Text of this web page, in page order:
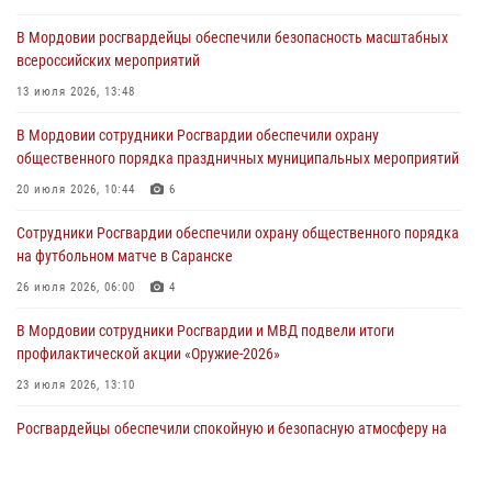
Сотрудники Росгвардии Мордовии стали призерами
республиканских соревнований по служебному шестиборью
04 августа 2026, 08:27
В Саранске росгвардейцы пресекли нарушение правопорядка:
«отдых» на лавочке закончился в отделе полиции
04 августа 2026, 07:06
В Саранске сотрудники Росгвардии задержали гражданина за
нанесение побоев
03 августа 2026, 08:58
В Мордовии росгвардейцы обеспечили безопасность масштабных
всероссийских мероприятий
13 июля 2026, 13:48
В Мордовии сотрудники Росгвардии обеспечили охрану
общественного порядка праздничных муниципальных мероприятий
20 июля 2026, 10:44 6
Сотрудники Росгвардии обеспечили охрану общественного порядка
на футбольном матче в Саранске
26 июля 2026, 06:00 4
В Мордовии сотрудники Росгвардии и МВД подвели итоги
профилактической акции «Оружие‑2026»
23 июля 2026, 13:10
Росгвардейцы обеспечили спокойную и безопасную атмосферу на